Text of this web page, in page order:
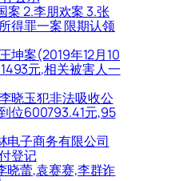
案 2.李朋欢案 3.张
得罪一案 限期认领
坤案(2019年12月10
元,相关被害人一
晓玉犯非法吸收公
位600793.41元,95
电子商务有限公司
登记
晓蕾,袁赛赛,李群诈